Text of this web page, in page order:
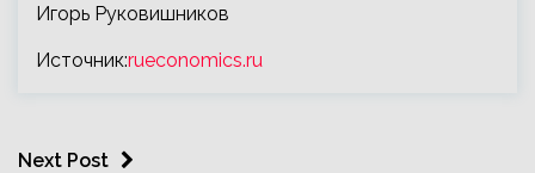
Игорь Руковишников
Источник:rueconomics.ru
Next Post